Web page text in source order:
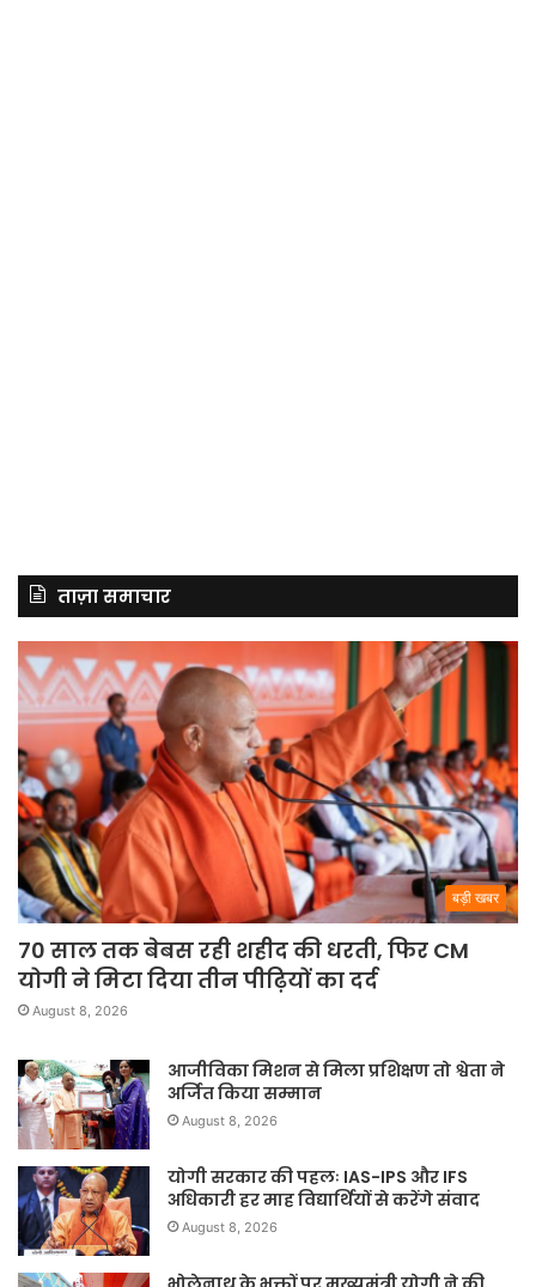
ताज़ा समाचार
बड़ी खबर
70 साल तक बेबस रही शहीद की धरती, फिर CM
योगी ने मिटा दिया तीन पीढ़ियों का दर्द
August 8, 2026
आजीविका मिशन से मिला प्रशिक्षण तो श्वेता ने
अर्जित किया सम्मान
August 8, 2026
योगी सरकार की पहलः IAS-IPS और IFS
अधिकारी हर माह विद्यार्थियों से करेंगे संवाद
August 8, 2026